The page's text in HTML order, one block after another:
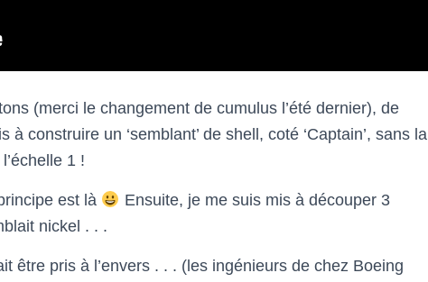
(merci le changement de cumulus l’été dernier), de
à construire un ‘semblant’ de shell, coté ‘Captain’, sans la
1 !
est là
Ensuite, je me suis mis à découper 3
nickel . . .
être pris à l’envers . . . (les ingénieurs de chez Boeing